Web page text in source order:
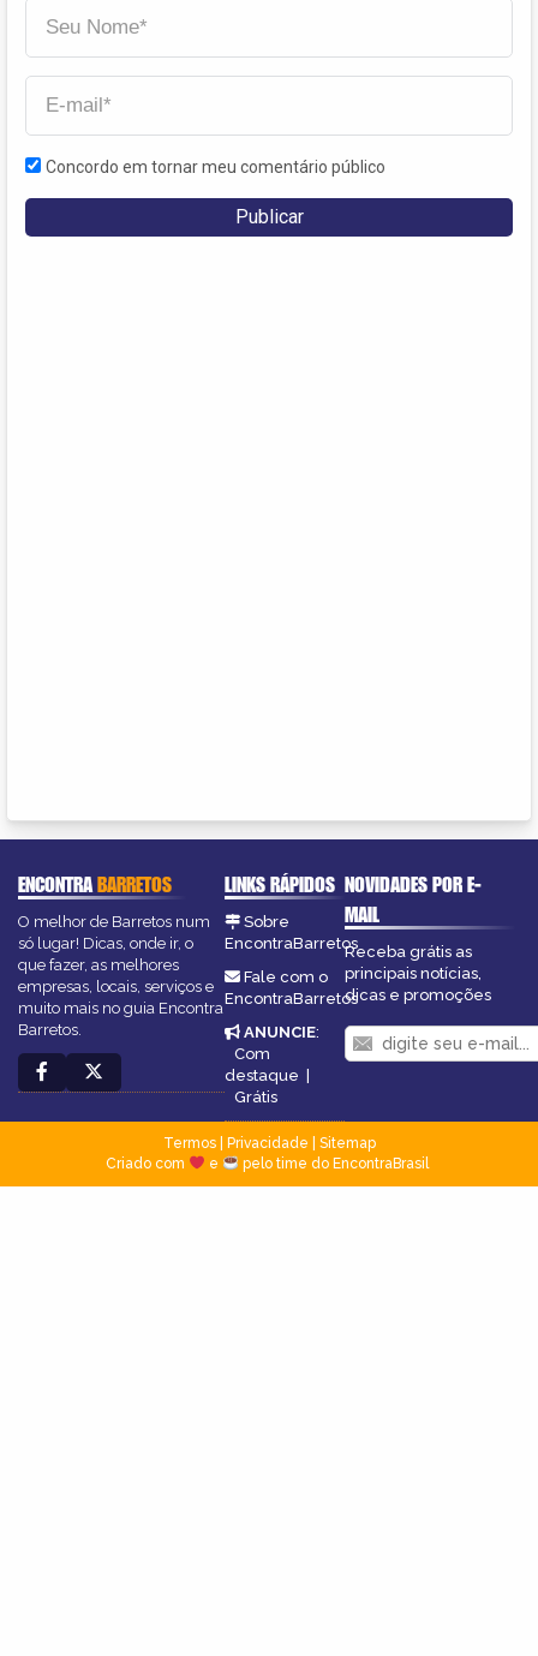
Concordo em tornar meu comentário público
ENCONTRABARRETOS
O melhor de Barretos num
só lugar! Dicas, onde ir, o
que fazer, as melhores
empresas, locais, serviços e
muito mais no guia Encontra
Barretos.
LINKS RÁPIDOS
Sobre
EncontraBarretos
Fale com o
EncontraBarretos
ANUNCIE:
Com
destaque
Grátis
NOVIDADES POR E-
MAIL
Receba grátis as
principais notícias,
dicas e promoções
Termos| Privacidade
Sitemap
Criado com
e pelo time do EncontraBrasil